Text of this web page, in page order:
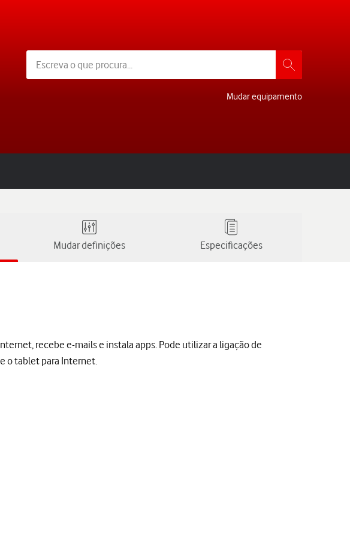
Mudar equipamento
Mudar definições Especificações
recebe e-mails e instala apps. Pode utilizar a ligação de
o tablet para Internet.